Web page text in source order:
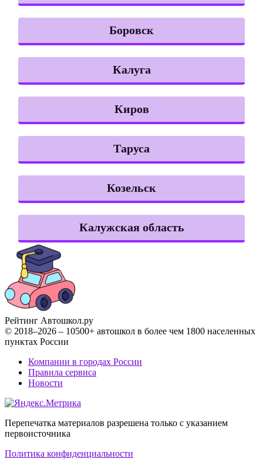
Боровск
Калуга
Киров
Таруса
Козельск
Калужская область
Рейтинг Автошкол.ру
© 2018–2026 – 10500+ автошкол в более чем 1800 населенных
пунктах России
Компании в городах России
Правила сервиса
Новости
Перепечатка материалов разрешена только с указанием
первоисточника
Политика конфиденциальности